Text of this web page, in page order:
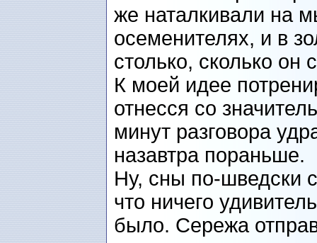
же наталкивали на
осеменителях, и в
столько, сколько он
К моей идее
отнесся со
минут разговора
назавтра пораньше.
Ну, сны по-шведски
что ничего
было. Сережа